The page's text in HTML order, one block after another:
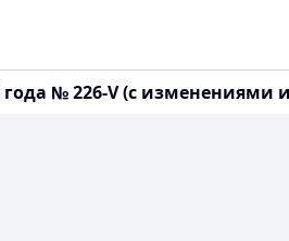
№ 226-V (с изменениями